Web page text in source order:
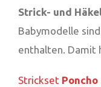
Strick- und
Babymodelle
enthalten. Damit
Strickset Poncho